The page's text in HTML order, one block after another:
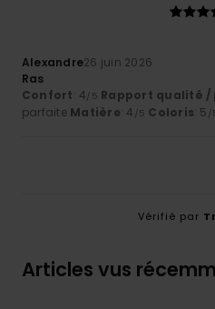
Alexandre26 juin 2026
Ras
Confort: 4/5 Rapport qualité /
parfaite Matière: 4 /5 Coloris: 5 /
Vérifié par
Articles vus